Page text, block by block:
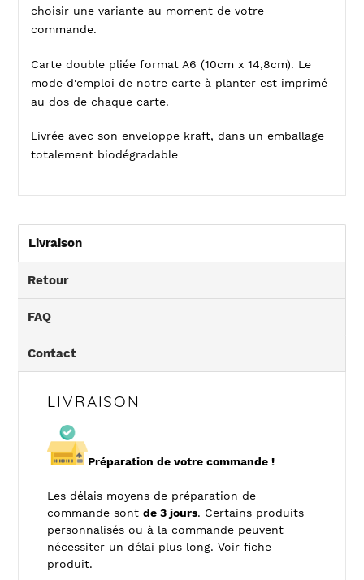
choisir une variante au moment de votre
commande.
Carte double pliée format A6 (10cm x 14,8cm). Le
mode d'emploi de notre carte à planter est imprimé
au dos de chaque carte.
Livrée avec son enveloppe kraft, dans un emballage
totalement biodégradable
Livraison
Retour
FAQ
Contact
LIVRAISON
Préparation de votre commande !
Les délais moyens de préparation de
commande sont de 3 jours. Certains produits
personnalisés ou à la commande peuvent
nécessiter un délai plus long. Voir fiche
produit.